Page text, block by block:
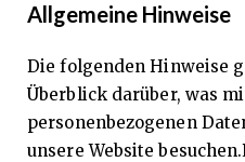
Allgemeine Hinweise
Die folgenden Hinweise
Überblick darüber, was
personenbezogenen
unsere Website